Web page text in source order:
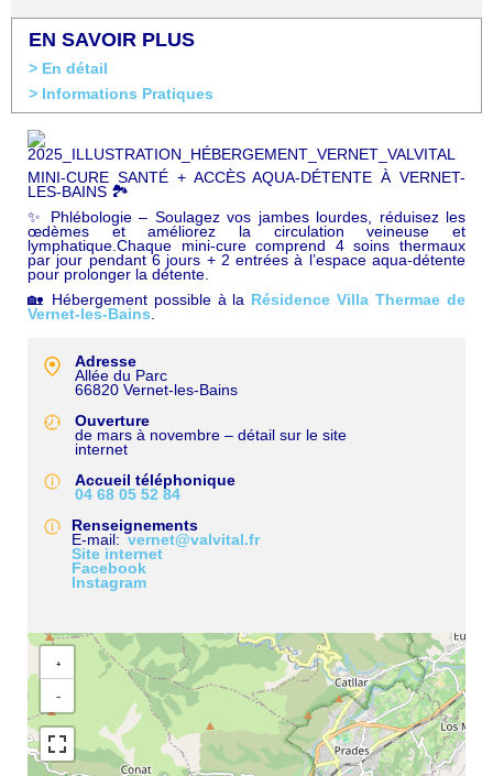
EN SAVOIR PLUS
> En détail
> Informations Pratiques
MINI-CURE SANTÉ + ACCÈS AQUA-DÉTENTE À VERNET-
LES-BAINS 🏞️
✨ Phlébologie – Soulagez vos jambes lourdes, réduisez les
œdèmes et améliorez la circulation veineuse et
lymphatique.Chaque mini-cure comprend 4 soins thermaux
par jour pendant 6 jours + 2 entrées à l’espace aqua-détente
pour prolonger la détente.
🏡 Hébergement possible à la Résidence Villa Thermae de
Vernet-les-Bains
Adresse
Allée du Parc
66820 Vernet-les-Bains
Ouverture
de mars à novembre – détail sur le site
internet
Accueil téléphonique
04 68 05 52 84
Renseignements
E-mail
vernet@valvital.fr
Site internet
Facebook
Instagram
+
−